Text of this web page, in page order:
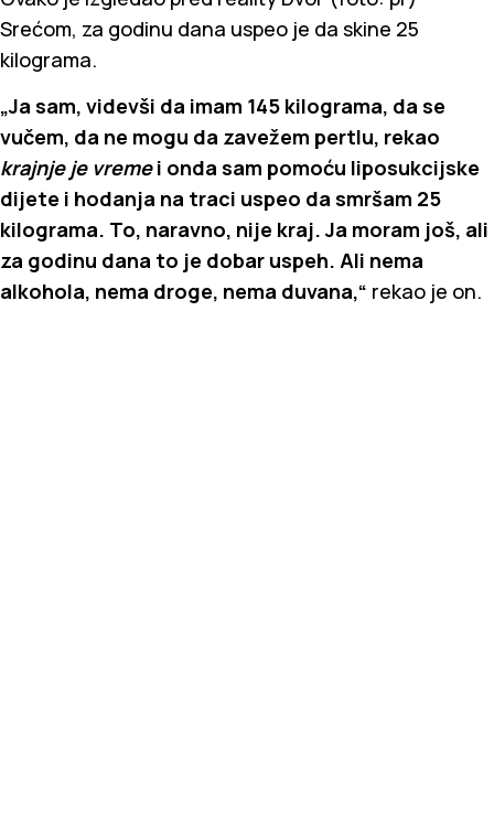
Srećom, za godinu dana uspeo je da skine 25
kilograma.
„Ja sam, videvši da imam 145 kilograma, da se
vučem, da ne mogu da zavežem pertlu, rekao
krajnje je vremei onda sam pomoću liposukcijske
dijete i hodanja na traci uspeo da smršam 25
kilograma. To, naravno, nije kraj. Ja moram još, ali
za godinu dana to je dobar uspeh. Ali nema
alkohola, nema droge, nema duvana,“ rekao je on.